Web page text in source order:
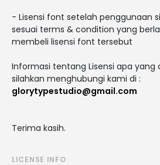
- Lisensi font setelah penggunaan
sesuai terms & condition yang
membeli lisensi font tersebut
Informasi tentang Lisensi apa yang
silahkan menghubungi kami di :
glorytypestudio@gmail.com
Terima kasih.
LICENSE INFO